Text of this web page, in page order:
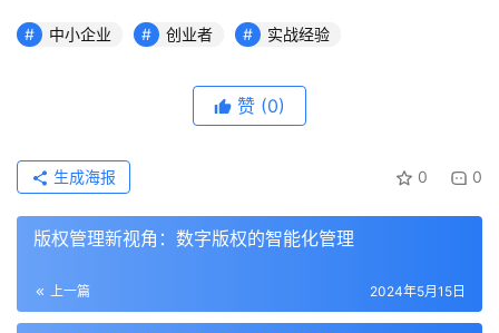
中小企业 创业者 实战经验
赞 (0)
0 0
生成海报
版权管理新视角：数字版权的智能化管理
上一篇 2024年5月15日